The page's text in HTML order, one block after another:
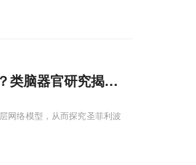
脑器官研究揭示关键线索
网络模型，从而探究圣菲利波